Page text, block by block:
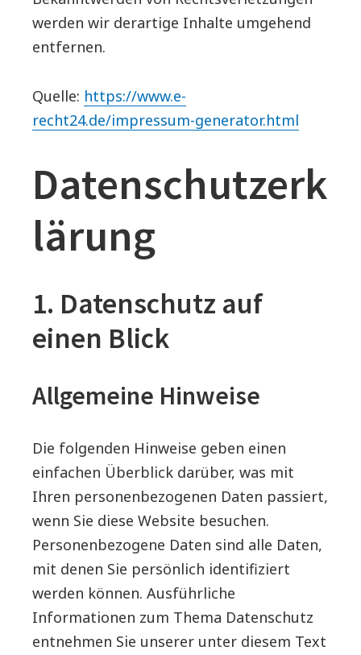
werden wir derartige Inhalte umgehend
entfernen.
Quelle: https://www.e-
recht24.de/impressum-generator.html
Datenschutzerk
lärung
1. Datenschutz auf
einen Blick
Allgemeine Hinweise
Die folgenden Hinweise geben einen
einfachen Überblick darüber, was mit
Ihren personenbezogenen Daten passiert,
wenn Sie diese Website besuchen.
Personenbezogene Daten sind alle Daten,
mit denen Sie persönlich identifiziert
werden können. Ausführliche
Informationen zum Thema Datenschutz
entnehmen Sie unserer unter diesem Text